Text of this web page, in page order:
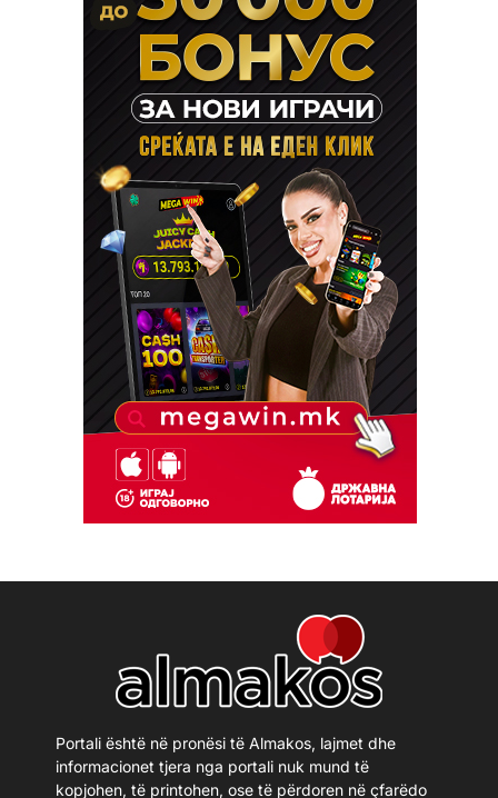
Portali është në pronësi të Almakos, lajmet dhe
informacionet tjera nga portali nuk mund të
kopjohen, të printohen, ose të përdoren në çfarëdo